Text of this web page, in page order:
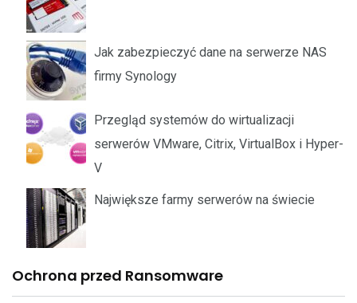
Jak zabezpieczyć dane na serwerze NAS
firmy Synology
Przegląd systemów do wirtualizacji
serwerów VMware, Citrix, VirtualBox i Hyper-
V
Największe farmy serwerów na świecie
Ochrona przed Ransomware